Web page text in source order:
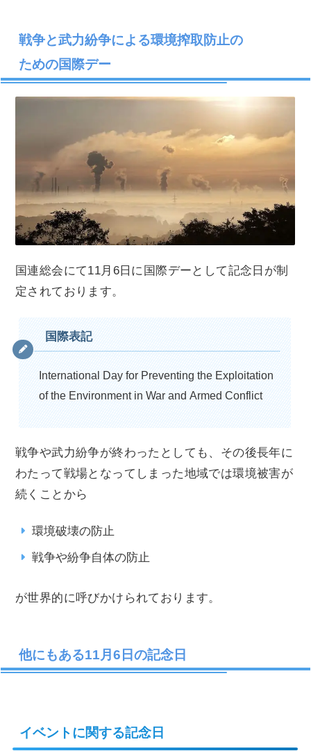
戦争と武力紛争による環境搾取防止の
ための国際デー
国連総会にて11月6日に国際デーとして記念日が制
定されております。
国際表記
International Day for Preventing the Exploitation
of the Environment in War and Armed Conflict
戦争や武力紛争が終わったとしても、その後長年に
わたって戦場となってしまった地域では環境被害が
続くことから
環境破壊の防止
戦争や紛争自体の防止
が世界的に呼びかけられております。
他にもある11月6日の記念日
イベントに関する記念日